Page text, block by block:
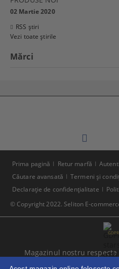
02 Martie 2020
RSS știri
Vezi toate știrile
Mărci
© Copyright 2022. Seliton E-
Prima pagină Retur marfă
Căutare avansată
Termeni şi
Declaraţie de confidenţialitate
GDPR
Magazinul nostru respecta
Citeste politica